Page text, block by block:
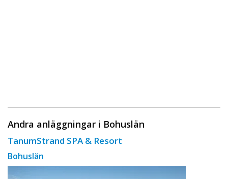
Andra anläggningar i Bohuslän
TanumStrand SPA & Resort
Bohuslän